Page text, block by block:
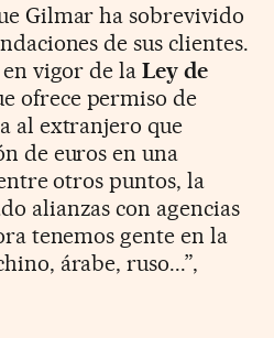
Gilmar ha sobrevivido
de sus clientes.
vigor de la Ley de
ofrece permiso de
al extranjero que
de euros en una
otros puntos, la
alianzas con agencias
tenemos gente en la
árabe, ruso...”,